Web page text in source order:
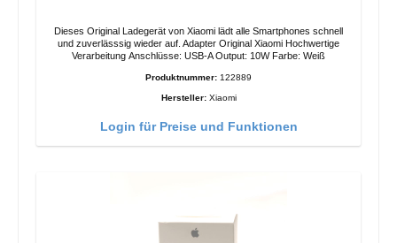
Dieses Original Ladegerät von Xiaomi lädt alle Smartphones schnell
und zuverlässsig wieder auf. Adapter Original Xiaomi Hochwertige
Verarbeitung Anschlüsse: USB-A Output: 10W Farbe: Weiß
Produktnummer: 122889
Hersteller: Xiaomi
Login für Preise und Funktionen